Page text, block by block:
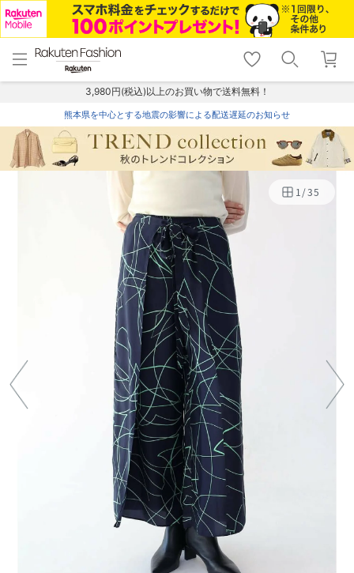
menu home
トップ
shopping_cart lock_outline
ログイン
3,980円(税込)以上のお買い物で送料無料！
熊本県を中心とする地震の影響による配送遅延のお知らせ
1/35